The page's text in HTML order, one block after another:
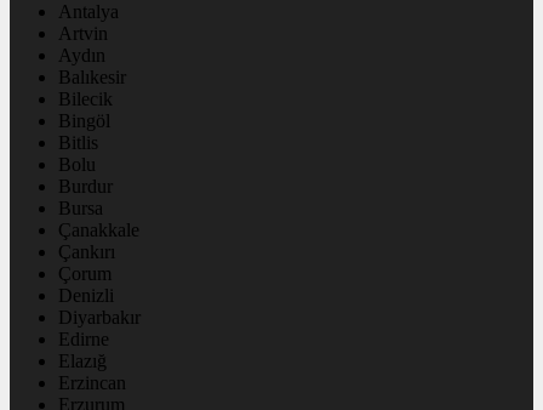
Antalya
Artvin
Aydın
Balıkesir
Bilecik
Bingöl
Bitlis
Bolu
Burdur
Bursa
Çanakkale
Çankırı
Çorum
Denizli
Diyarbakır
Edirne
Elazığ
Erzincan
Erzurum